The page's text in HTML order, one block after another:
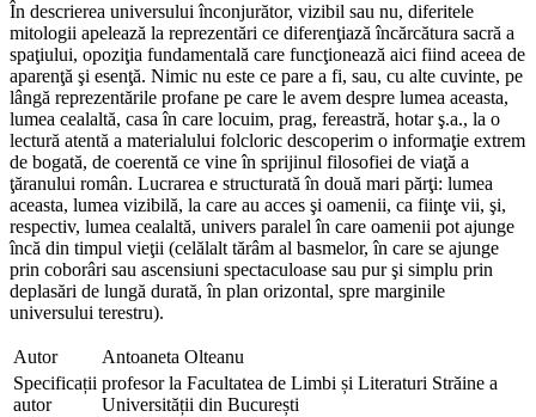
În descrierea universului înconjurător, vizibil sau nu, diferitele
mitologii apelează la reprezentări ce diferenţiază încărcătura sacră a
spaţiului, opoziţia fundamentală care funcţionează aici fiind aceea de
aparenţă şi esenţă. Nimic nu este ce pare a fi, sau, cu alte cuvinte, pe
lângă reprezentările profane pe care le avem despre lumea aceasta,
lumea cealaltă, casa în care locuim, prag, fereastră, hotar ş.a., la o
lectură atentă a materialului folcloric descoperim o informaţie extrem
de bogată, de coerentă ce vine în sprijinul filosofiei de viaţă a
ţăranului român. Lucrarea e structurată în două mari părţi: lumea
aceasta, lumea vizibilă, la care au acces şi oamenii, ca fiinţe vii, şi,
respectiv, lumea cealaltă, univers paralel în care oamenii pot ajunge
încă din timpul vieţii (celălalt tărâm al basmelor, în care se ajunge
prin coborâri sau ascensiuni spectaculoase sau pur şi simplu prin
deplasări de lungă durată, în plan orizontal, spre marginile
universului terestru).
Autor
Antoaneta Olteanu
Specificații
autor
profesor la Facultatea de Limbi și Literaturi Străine a
Universității din București